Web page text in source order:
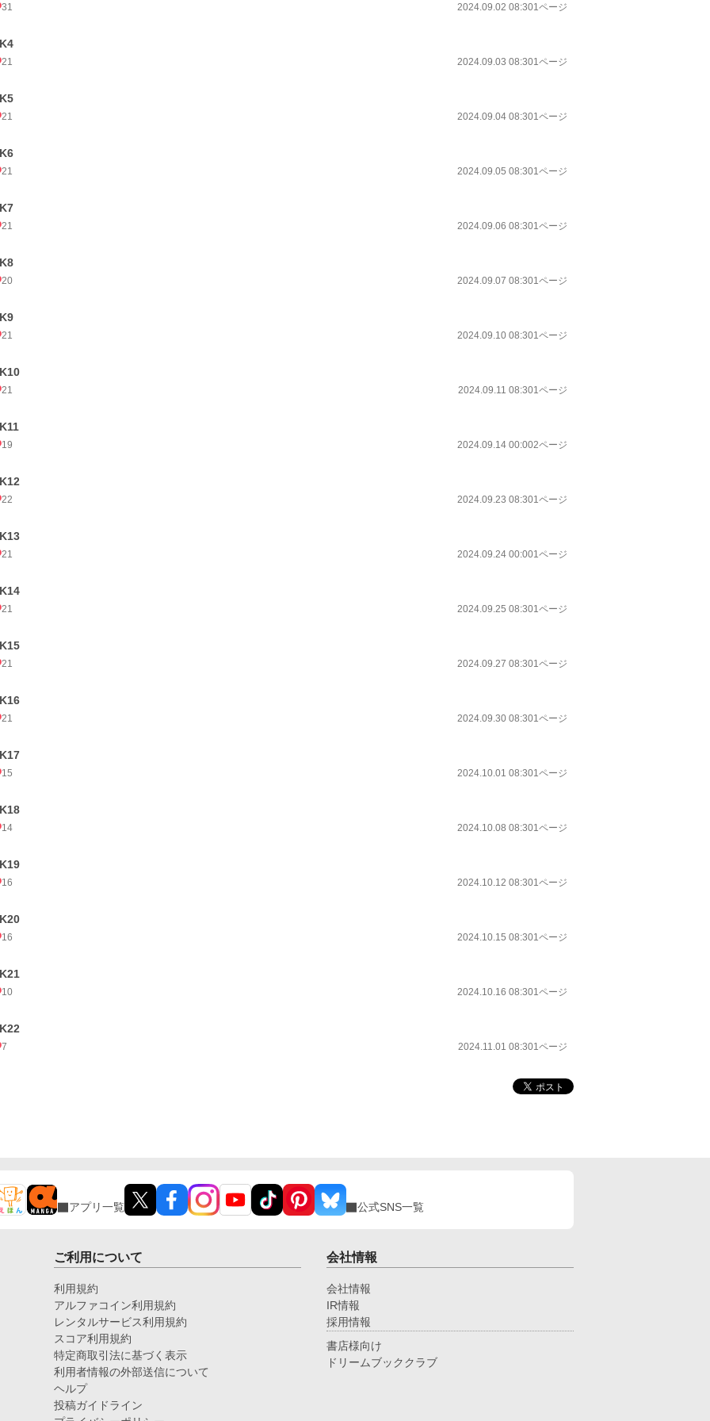
31 2024.09.02 08:301ページ
21 2024.09.03 08:301ページ
21 2024.09.04 08:301ページ
21 2024.09.05 08:301ページ
21 2024.09.06 08:301ページ
20 2024.09.07 08:301ページ
21 2024.09.10 08:301ページ
21 2024.09.11 08:301ページ
19 2024.09.14 00:002ページ
22 2024.09.23 08:301ページ
21 2024.09.24 00:001ページ
21 2024.09.25 08:301ページ
21 2024.09.27 08:301ページ
21 2024.09.30 08:301ページ
15 2024.10.01 08:301ページ
14 2024.10.08 08:301ページ
16 2024.10.12 08:301ページ
16 2024.10.15 08:301ページ
10 2024.10.16 08:301ページ
7 2024.11.01 08:301ページ
アプリ一覧 公式SNS一覧
ご利用について
利用規約
アルファコイン利用規約
レンタルサービス利用規約
スコア利用規約
特定商取引法に基づく表示
利用者情報の外部送信について
ヘルプ
投稿ガイドライン
会社情報
会社情報
IR情報
採用情報
書店様向け
ドリームブッククラブ